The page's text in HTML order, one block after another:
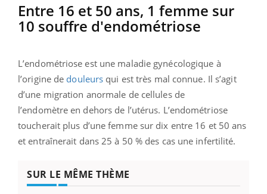
Entre 16 et 50 ans, 1 femme sur
10 souffre d'endométriose
L’endométriose est une maladie gynécologique à
l’origine de douleurs qui est très mal connue. Il s’agit
d’une migration anormale de cellules de
l’endomètre en dehors de l’utérus. L’endométriose
toucherait plus d’une femme sur dix entre 16 et 50 ans
et entraînerait dans 25 à 50 % des cas une infertilité.
SUR LE MÊME THÈME